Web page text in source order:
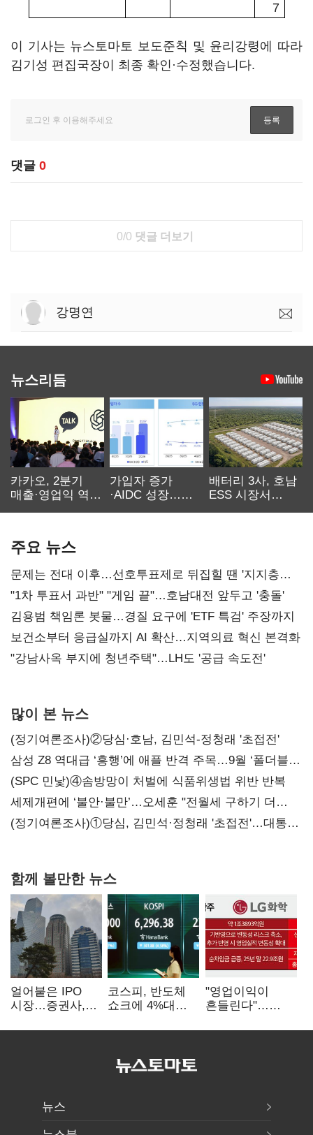
7
이 기사는 뉴스토마토 보도준칙 및 윤리강령에 따라
김기성 편집국장이 최종 확인·수정했습니다.
댓글 0
0/0 댓글 더보기
강명연
뉴스리듬
카카오, 2분기
매출·영업익 역대
가입자 증가
·AIDC 성장…
배터리 3사, 호남
ESS 시장서
주요 뉴스
문제는 전대 이후…선호투표제로 뒤집힐 땐 '지지층
불복'
"1차 투표서 과반" "게임 끝"…호남대전 앞두고 '충돌'
김용범 책임론 봇물…경질 요구에 'ETF 특검' 주장까지
보건소부터 응급실까지 AI 확산…지역의료 혁신 본격화
"강남사옥 부지에 청년주택"…LH도 '공급 속도전'
많이 본 뉴스
(정기여론조사)②당심·호남, 김민석-정청래 '초접전'
삼성 Z8 역대급 ‘흥행’에 애플 반격 주목…9월 ‘폴더블
대전’
(SPC 민낯)④솜방망이 처벌에 식품위생법 위반 반복
세제개편에 ‘불안·불만’…오세훈 "전월세 구하기 더
힘들어질 것"
(정기여론조사)①당심, 김민석·정청래 '초접전'…대통령
함께 볼만한 뉴스
얼어붙은 IPO
시장…증권사,
전쟁' 기대
코스피, 반도체
쇼크에 4%대
5거래일째 상승
"영업이익이
흔들린다"…
18에 취약
뉴스